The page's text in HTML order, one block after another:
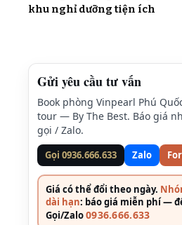
khu nghỉ dưỡng tiện ích
Gửi yêu cầu tư vấn
Book phòng Vinpearl Phú
tour — By The Best. Báo giá
gọi / Zalo.
Gọi 0936.666.633 Zalo
Giá có thể đổi theo ngày.
dài hạn: báo giá miễn phí —
Gọi/Zalo0936.666.633